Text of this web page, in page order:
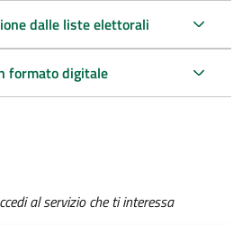
dalle liste elettorali
formato digitale
al servizio che ti interessa